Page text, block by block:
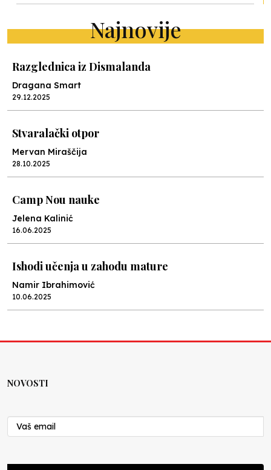
Najnovije
Razglednica iz Dismalanda
Dragana Smart
29.12.2025
Stvaralački otpor
Mervan Miraščija
28.10.2025
Camp Nou nauke
Jelena Kalinić
16.06.2025
Ishodi učenja u zahodu mature
Namir Ibrahimović
10.06.2025
Nenad Veličković
29.10.2024
Cuke i djeca
NOVOSTI